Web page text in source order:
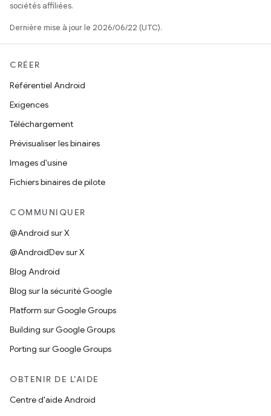
sociétés affiliées.
Dernière mise à jour le 2026/06/22 (UTC).
CRÉER
Référentiel Android
Exigences
Téléchargement
Prévisualiser les binaires
Images d'usine
Fichiers binaires de pilote
COMMUNIQUER
@Android sur X
@AndroidDev sur X
Blog Android
Blog sur la sécurité Google
Platform sur Google Groups
Building sur Google Groups
Porting sur Google Groups
OBTENIR DE L'AIDE
Centre d'aide Android